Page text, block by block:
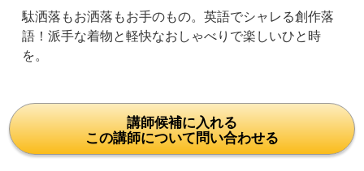
駄洒落もお洒落もお手のもの。英語でシャレる創作落
語！派手な着物と軽快なおしゃべりで楽しいひと時
を。
講師候補に入れる
この講師について問い合わせる